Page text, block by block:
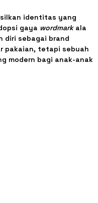
identitas yang
gaya wordmarkala
diri sebagai brand
pakaian, tetapi sebuah
modern bagi anak-anak